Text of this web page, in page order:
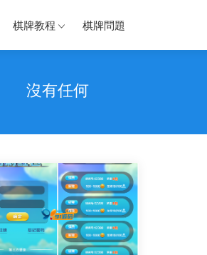
棋牌教程 棋牌問題
沒有任何